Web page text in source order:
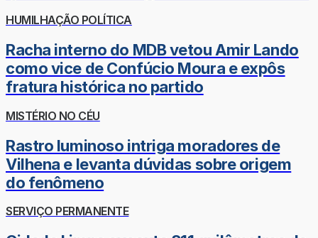
HUMILHAÇÃO POLÍTICA
Racha interno do MDB vetou Amir Lando
como vice de Confúcio Moura e expôs
fratura histórica no partido
MISTÉRIO NO CÉU
Rastro luminoso intriga moradores de
Vilhena e levanta dúvidas sobre origem
do fenômeno
SERVIÇO PERMANENTE